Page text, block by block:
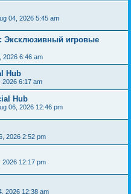
04, 2026 5:45 am
Эксклюзивный игровые
2026 6:46 am
Hub
2026 6:17 am
Hub
06, 2026 12:46 pm
2026 2:52 pm
2026 12:17 pm
2026 12:38 am